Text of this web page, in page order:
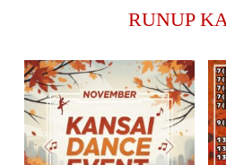
RUNUP